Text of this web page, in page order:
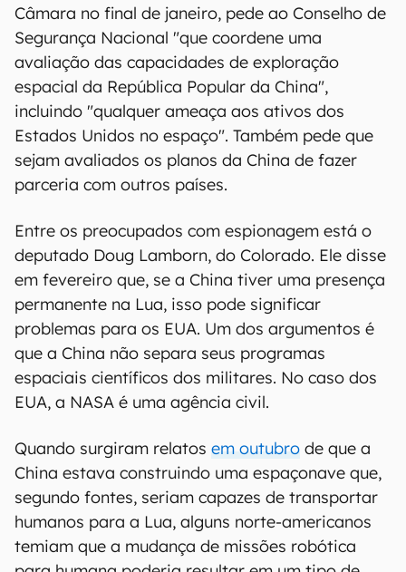
Câmara no final de janeiro, pede ao Conselho de
Segurança Nacional "que coordene uma
avaliação das capacidades de exploração
espacial da República Popular da China",
incluindo "qualquer ameaça aos ativos dos
Estados Unidos no espaço". Também pede que
sejam avaliados os planos da China de fazer
parceria com outros países.
Entre os preocupados com espionagem está o
deputado Doug Lamborn, do Colorado. Ele disse
em fevereiro que, se a China tiver uma presença
permanente na Lua, isso pode significar
problemas para os EUA. Um dos argumentos é
que a China não separa seus programas
espaciais científicos dos militares. No caso dos
EUA, a NASA é uma agência civil.
Quando surgiram relatos em outubro de que a
China estava construindo uma espaçonave que,
segundo fontes, seriam capazes de transportar
humanos para a Lua, alguns norte-americanos
temiam que a mudança de missões robótica